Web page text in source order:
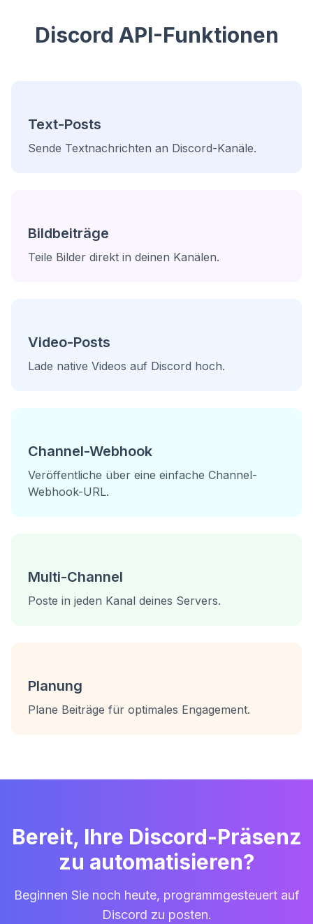
Discord API-Funktionen
Text-Posts
Sende Textnachrichten an Discord-Kanäle.
Bildbeiträge
Teile Bilder direkt in deinen Kanälen.
Video-Posts
Lade native Videos auf Discord hoch.
Channel-Webhook
Veröffentliche über eine einfache Channel-
Webhook-URL.
Multi-Channel
Poste in jeden Kanal deines Servers.
Planung
Plane Beiträge für optimales Engagement.
Bereit, Ihre Discord-Präsenz
zu automatisieren?
Beginnen Sie noch heute, programmgesteuert auf
Discord zu posten.